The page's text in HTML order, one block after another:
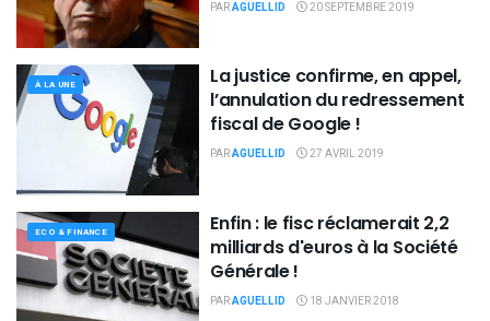
PARAGUELLID 20 SEPTEMBRE 2019
À LA UNE
La justice confirme, en appel,
l’annulation du redressement
fiscal de Google !
PARAGUELLID 27 AVRIL 2019
ECO & FINANCE
Enfin : le fisc réclamerait 2,2
milliards d'euros à la Société
Générale !
PARAGUELLID 18 JANVIER 2018